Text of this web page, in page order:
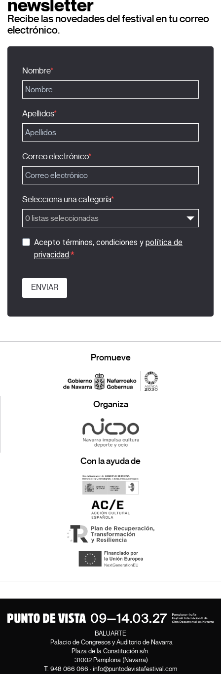
newsletter
Recibe las novedades del festival en tu correo
electrónico.
Nombre
Apellidos
Correo electrónico
Selecciona una categoría
0 listas seleccionadas
Acepto términos, condiciones y política de
privacidad.
ENVIAR
Promueve
Organiza
Con la ayuda de
BALUARTE
Palacio de Congresos y Auditorio de Navarra
Plaza de la Constitución s/n.
31002 Pamplona (Navarra)
T. 948 066 066 · info@puntodevistafestival.com